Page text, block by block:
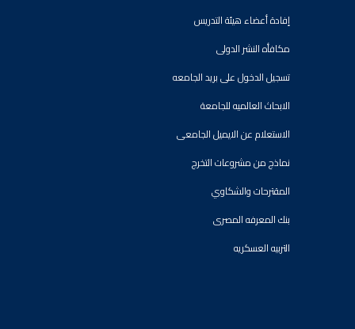
إفادة أعضاء هيئة التدريس
مكافأه النشر الدولى
تسجيل الدخول على بريد الجامعه
الابحاث العالميه للجامعة
الاستعلام عن الايميل الجامعى
نماذج من مشروعات التخرج
المقترحات والشكاوي
بنك المعرفه المصرى
التربيه العسكريه